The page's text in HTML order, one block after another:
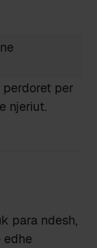
perdoret per
njeriut.
para ndesh,
edhe